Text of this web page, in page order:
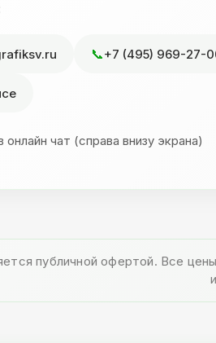
+7 (495) 969-27-
онлайн чат (справа внизу экрана)
публичной офертой. Все